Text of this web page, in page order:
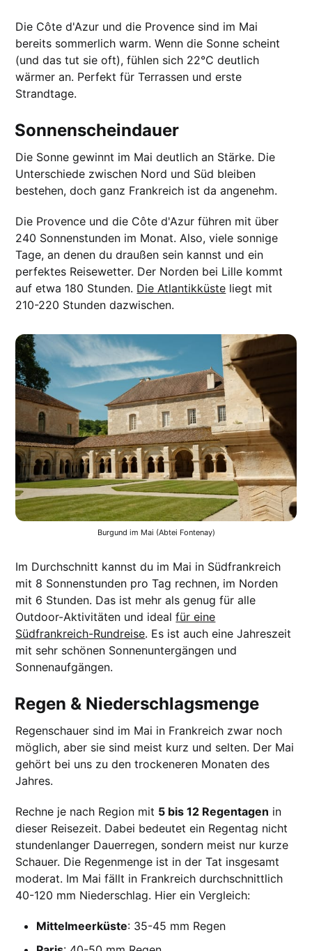
Die Côte d'Azur und die Provence sind im Mai
bereits sommerlich warm. Wenn die Sonne scheint
(und das tut sie oft), fühlen sich 22°C deutlich
wärmer an. Perfekt für Terrassen und erste
Strandtage.
Sonnenscheindauer
Die Sonne gewinnt im Mai deutlich an Stärke. Die
Unterschiede zwischen Nord und Süd bleiben
bestehen, doch ganz Frankreich ist da angenehm.
Die Provence und die Côte d'Azur führen mit über
240 Sonnenstunden im Monat. Also, viele sonnige
Tage, an denen du draußen sein kannst und ein
perfektes Reisewetter. Der Norden bei Lille kommt
auf etwa 180 Stunden. Die Atlantikküste liegt mit
210-220 Stunden dazwischen.
Burgund im Mai (Abtei Fontenay)
Im Durchschnitt kannst du im Mai in Südfrankreich
mit 8 Sonnenstunden pro Tag rechnen, im Norden
mit 6 Stunden. Das ist mehr als genug für alle
Outdoor-Aktivitäten und idealfür eine
Südfrankreich-Rundreise. Es ist auch eine Jahreszeit
mit sehr schönen Sonnenuntergängen und
Sonnenaufgängen.
Regen & Niederschlagsmenge
Regenschauer sind im Mai in Frankreich zwar noch
möglich, aber sie sind meist kurz und selten. Der Mai
gehört bei uns zu den trockeneren Monaten des
Jahres.
Rechne je nach Region mit 5 bis 12 Regentagen in
dieser Reisezeit. Dabei bedeutet ein Regentag nicht
stundenlanger Dauerregen, sondern meist nur kurze
Schauer. Die Regenmenge ist in der Tat insgesamt
moderat. Im Mai fällt in Frankreich durchschnittlich
40-120 mm Niederschlag. Hier ein Vergleich:
Mittelmeerküste: 35-45 mm Regen